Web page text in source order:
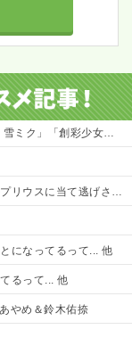
水着】」プラモデルほか【発売日決定】
に当て逃げされる車載。
になってるって... 他
るって... 他
やめ＆鈴木佑捺